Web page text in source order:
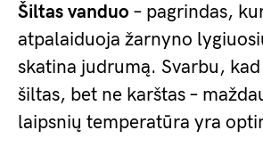
Šiltas vanduo – pagrindas,
atpalaiduoja žarnyno
skatina judrumą. Svarbu,
šiltas, bet ne karštas –
laipsnių temperatūra yra